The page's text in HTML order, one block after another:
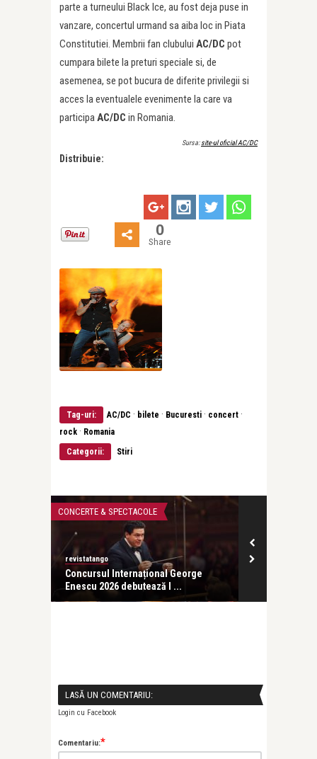
parte a turneului Black Ice, au fost deja puse in
vanzare, concertul urmand sa aiba loc in Piata
Constitutiei. Membrii fan clubului AC/DC pot
cumpara bilete la preturi speciale si, de
asemenea, se pot bucura de diferite privilegii si
acces la eventualele evenimente la care va
participaAC/DC in Romania.
Sursa:site-ul oficial AC/DC
Distribuie:
0
Share
Tag-uri: AC/DC · bilete · Bucuresti · concert ·
rock · Romania
Categorii:
Stiri
CONCERTE & SPECTACOLE
revistatango
Concursul Internațional George
Enescu 2026 debutează l ...
LASĂ UN COMENTARIU:
Login cu Facebook
Comentariu:*